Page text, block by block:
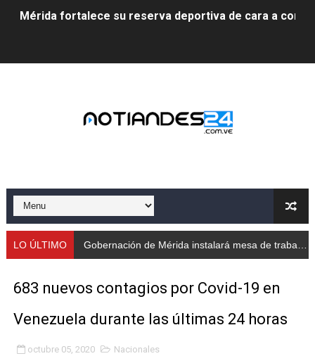
Mérida fortalece su reserva deportiva de cara a
Fundecem ofrece taller de bordado en punto de cruz
Hospital universitario muestra sus avances en visita
Instituto Nacional de Nutrición celebra Semana
Corposalud inició talleres para aspirantes al curso de
LO ÚLTIMO Gobernación de Mérida instalará mesa de trabajo con educadores jubilados
683 nuevos contagios por Covid-19 en
Venezuela durante las últimas 24 horas
octubre 05, 2020 Nacionales